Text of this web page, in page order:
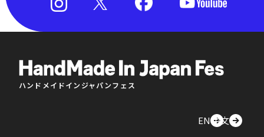
ハンドメイドインジャパンフェス
EN中文